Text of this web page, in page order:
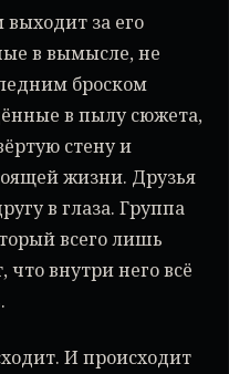
выходит за его
в вымысле, не
броском
в пылу сюжета,
стену и
жизни. Друзья
в глаза. Группа
всего лишь
что внутри него всё
И происходит